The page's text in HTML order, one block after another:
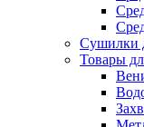
Сушилки
Товары